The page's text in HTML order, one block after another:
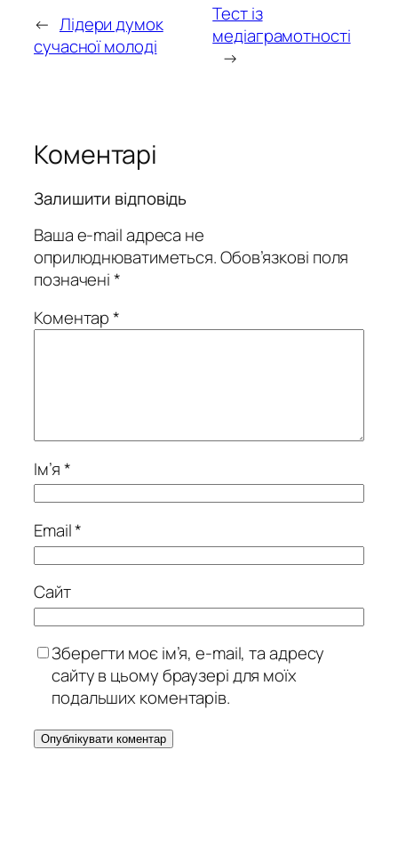
← Лідери думок
сучасної молоді
Тест із
медіаграмотності
→
Коментарі
Залишити відповідь
Ваша e-mail адреса не
оприлюднюватиметься.Обов’язкові поля
позначені*
Коментар*
Ім’я*
Email*
Сайт
Зберегти моє ім’я, e-mail, та адресу
сайту в цьому браузері для моїх
подальших коментарів.